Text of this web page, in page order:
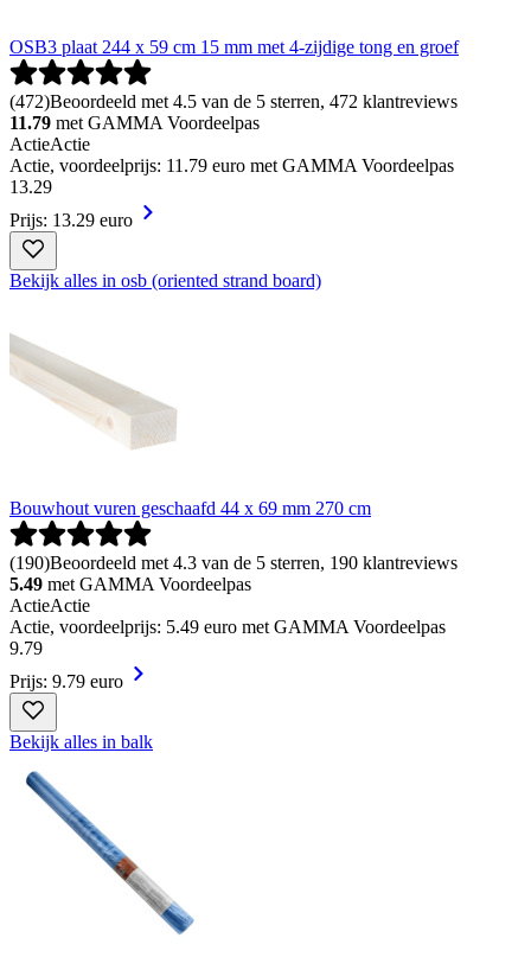
OSB3 plaat 244 x 59 cm 15 mm met 4-zijdige tong en groef
(472)Beoordeeld met 4.5 van de 5 sterren, 472 klantreviews
11.79 met GAMMA Voordeelpas
ActieActie
Actie, voordeelprijs: 11.79 euro met GAMMA Voordeelpas
13.29
Prijs: 13.29 euro
Bekijk alles in osb (oriented strand board)
Bouwhout vuren geschaafd 44 x 69 mm 270 cm
(190)Beoordeeld met 4.3 van de 5 sterren, 190 klantreviews
5.49 met GAMMA Voordeelpas
ActieActie
Actie, voordeelprijs: 5.49 euro met GAMMA Voordeelpas
9.79
Prijs: 9.79 euro
Bekijk alles in balk